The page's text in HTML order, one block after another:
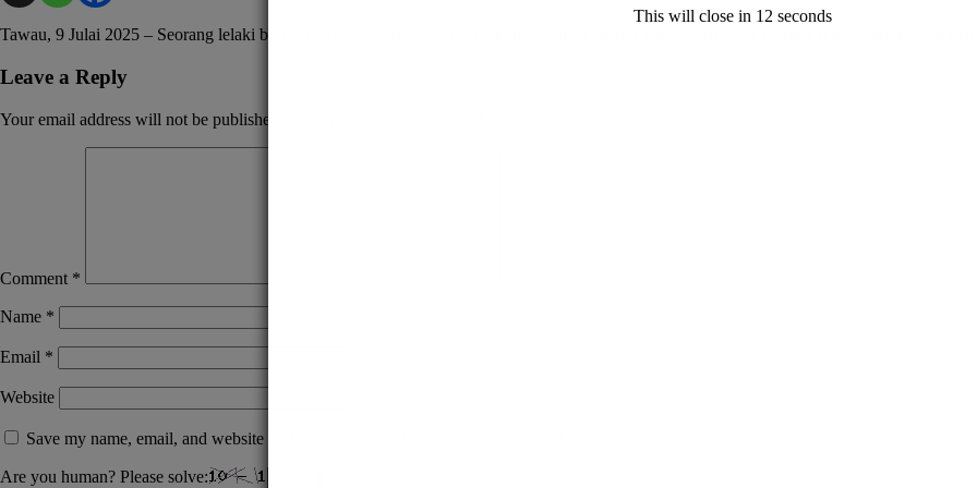
Tawau, 9 Julai 2025 – Seorang lelaki berjaya ditahan polis selepas disyaki melakukan amang seksual terhadap seorang remaja perempuan
Leave a Reply
Your email address will not be published.
Comment *
Name *
Email *
Website
Save my name, email, and website in this browser for the next time I comment.
Are you human? Please solve:
This will close in 11 seconds